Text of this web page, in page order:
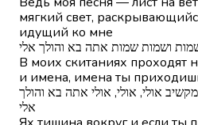
мягкий свет,
идущий ко мне
ושמות שמות אתה בא והולך אלי
В моих скитаниях проходят
и имена, имена ты
אולי, אולי, אולי אתה בא והולך
אלי